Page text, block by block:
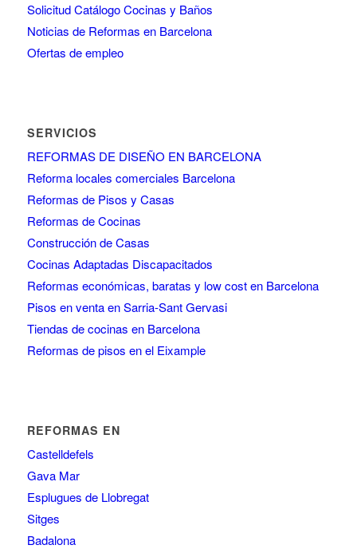
Solicitud Catálogo Cocinas y Baños
Noticias de Reformas en Barcelona
Ofertas de empleo
SERVICIOS
REFORMAS DE DISEÑO EN BARCELONA
Reforma locales comerciales Barcelona
Reformas de Pisos y Casas
Reformas de Cocinas
Construcción de Casas
Cocinas Adaptadas Discapacitados
Reformas económicas, baratas y low cost en Barcelona
Pisos en venta en Sarria-Sant Gervasi
Tiendas de cocinas en Barcelona
Reformas de pisos en el Eixample
REFORMAS EN
Castelldefels
Gava Mar
Esplugues de Llobregat
Sitges
Badalona